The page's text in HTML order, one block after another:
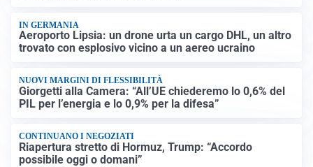
IN GERMANIA
Aeroporto Lipsia: un drone urta un cargo DHL, un altro
trovato con esplosivo vicino a un aereo ucraino
NUOVI MARGINI DI FLESSIBILITÀ
Giorgetti alla Camera: “All’UE chiederemo lo 0,6% del
PIL per l’energia e lo 0,9% per la difesa”
CONTINUANO I NEGOZIATI
Riapertura stretto di Hormuz, Trump: “Accordo
possibile oggi o domani”